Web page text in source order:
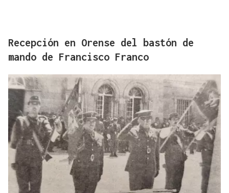
Recepción en Orense del bastón de
mando de Francisco Franco